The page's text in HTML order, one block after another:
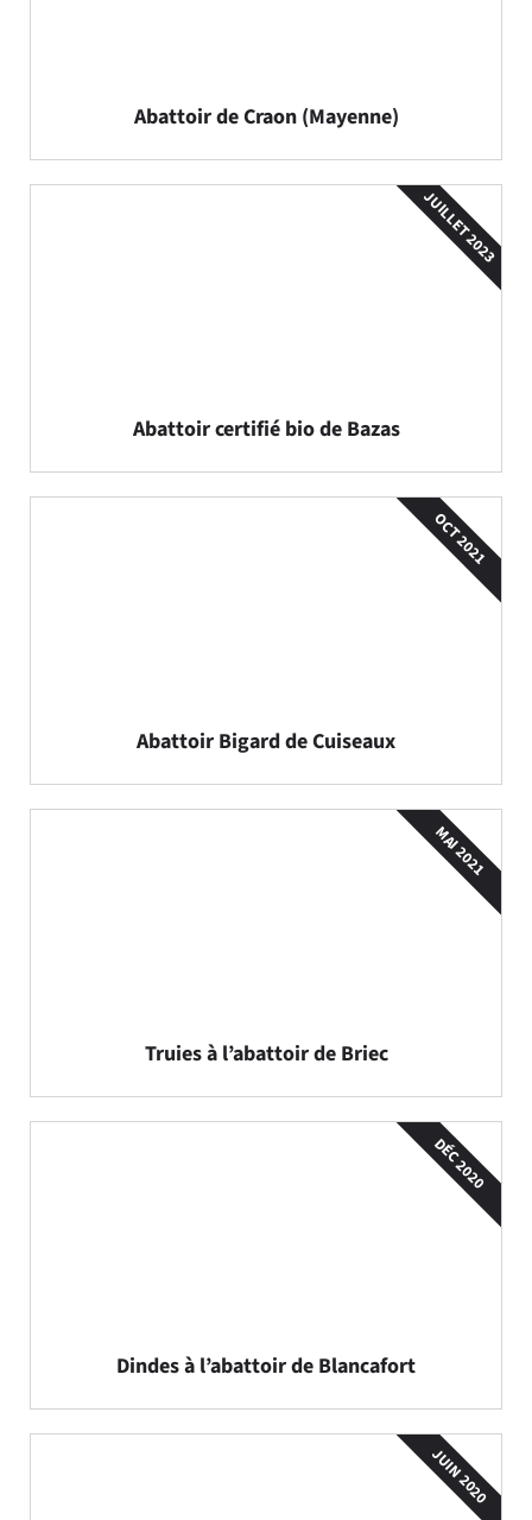
Abattoir de Craon (Mayenne)
Abattoir certifié bio de Bazas
JUILLET 2023
Abattoir Bigard de Cuiseaux
OCT 2021
Truies à l’abattoir de Briec
MAI 2021
Dindes à l’abattoir de Blancafort
DÉC 2020
JUIN 2020